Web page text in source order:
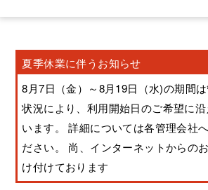
夏季休業に伴うお知らせ
8月7日（金）～8月19日（水)の期間
状況により、利用開始日のご希望に
います。 詳細については各管理会社
ださい。 尚、インターネットからの
け付けております